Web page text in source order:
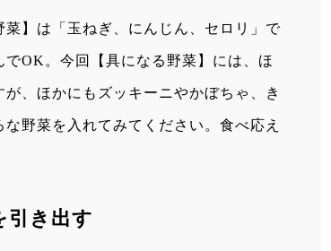
】は「玉ねぎ、にんじん、セロリ」で
OK。今回【具になる野菜】には、ほ
、ほかにもズッキーニやかぼちゃ、き
野菜を入れてみてください。食べ応え
引き出す